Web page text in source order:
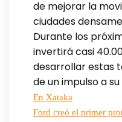
de mejorar la
ciudades
Durante los
invertirá casi
desarrollar estas
de un impulso a
En Xataka
Ford creó el primer